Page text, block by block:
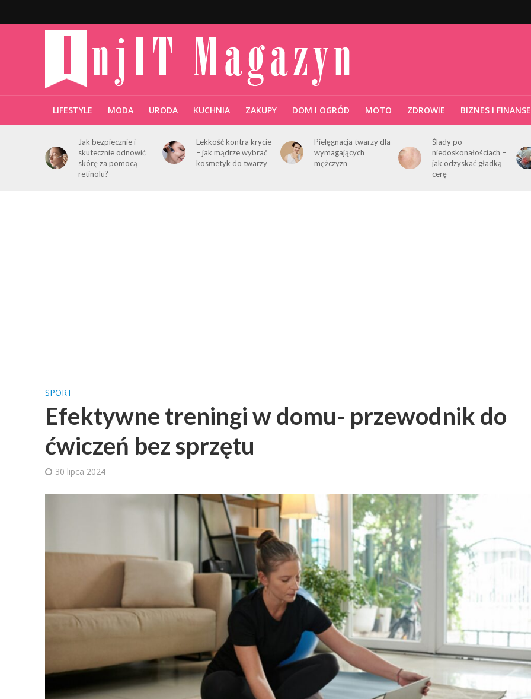
LIFESTYLE MODA URODA KUCHNIA ZAKUPY DOM I OGRÓD MOTO ZDROWIE BIZNES I FINANSE
Jak bezpiecznie i
skutecznie odnowić
skórę za pomocą
retinolu?
Lekkość kontra krycie
– jak mądrze wybrać
kosmetyk do twarzy
Pielęgnacja twarzy dla
wymagających
mężczyzn
Ślady po
niedoskonałościach –
jak odzyskać gładką
cerę
SPORT
Efektywne treningi w domu- przewodnik do
ćwiczeń bez sprzętu
30 lipca 2024